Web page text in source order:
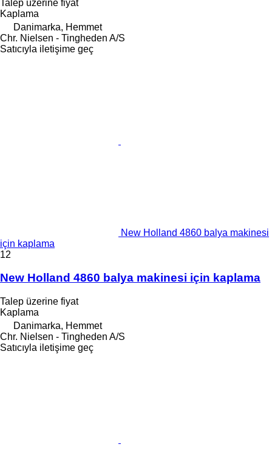
Talep üzerine fiyat
Kaplama
Danimarka, Hemmet
Chr. Nielsen - Tingheden A/S
Satıcıyla iletişime geç
New Holland 4860 balya makinesi
için kaplama
12
New Holland 4860 balya makinesi için kaplama
Talep üzerine fiyat
Kaplama
Danimarka, Hemmet
Chr. Nielsen - Tingheden A/S
Satıcıyla iletişime geç